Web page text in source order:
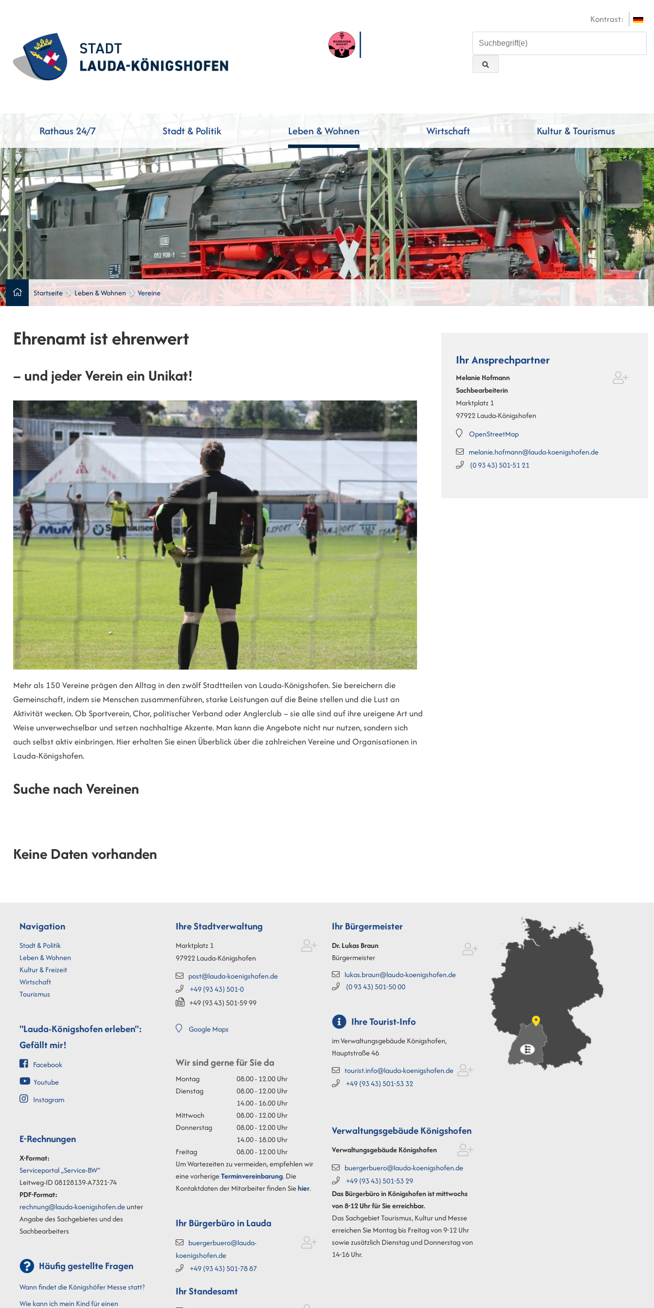
Kontrast:
Rathaus 24/7 Stadt & Politik Leben & Wohnen Wirtschaft Kultur & Tourismus
Startseite Leben & Wohnen Vereine
Ehrenamt ist ehrenwert
– und jeder Verein ein Unikat!
Mehr als 150 Vereine prägen den Alltag in den zwölf Stadtteilen von Lauda-Königshofen. Sie bereichern die
Gemeinschaft, indem sie Menschen zusammenführen, starke Leistungen auf die Beine stellen und die Lust an
Aktivität wecken. Ob Sportverein, Chor, politischer Verband oder Anglerclub – sie alle sind auf ihre ureigene Art und
Weise unverwechselbar und setzen nachhaltige Akzente. Man kann die Angebote nicht nur nutzen, sondern sich
auch selbst aktiv einbringen. Hier erhalten Sie einen Überblick über die zahlreichen Vereine und Organisationen in
Lauda-Königshofen.
Suche nach Vereinen
Keine Daten vorhanden
Ihr Ansprechpartner
MelanieHofmann
Sachbearbeiterin
Marktplatz 1
97922Lauda-Königshofen
OpenStreetMap
melanie.hofmann@lauda-koenigshofen.de
(09343) 501-5121
Navigation
Stadt & Politik
Leben & Wohnen
Kultur & Freizeit
Wirtschaft
Tourismus
"Lauda-Königshofen erleben":
Gefällt mir!
Facebook
Youtube
Instagram
E-Rechnungen
X-Format:
Serviceportal „Service-BW“
Leitweg-ID 08128139-A7321-74
PDF-Format:
rechnung@lauda-koenigshofen.deunter
Angabe des Sachgebietes und des
Sachbearbeiters
Häufig gestellte Fragen
Wann findet die Königshöfer Messe statt?
Wie kann ich mein Kind für einen
Ihre Stadtverwaltung
Marktplatz 1
97922Lauda-Königshofen
post@lauda-koenigshofen.de
+49 (9343) 501-0
+49 (9343) 501-5999
Google Maps
Wir sind gerne für Sie da
Montag
08.00 - 12.00 Uhr
Dienstag
08.00 - 12.00 Uhr
14.00 - 16.00 Uhr
Mittwoch
08.00 - 12.00 Uhr
Donnerstag
08.00 - 12.00 Uhr
14.00 - 18.00 Uhr
Freitag
08.00 - 12.00 Uhr
Um Wartezeiten zu vermeiden, empfehlen wir
eine vorherigeTerminvereinbarung. Die
Kontaktdaten der Mitarbeiter finden Siehier.
Ihr Bürgerbüro in Lauda
buergerbuero@lauda-
koenigshofen.de
+49 (9343) 501-7887
Ihr Standesamt
Ihr Bürgermeister
Dr. LukasBraun
Bürgermeister
lukas.braun@lauda-koenigshofen.de
(09343) 501-5000
Ihre Tourist-Info
im Verwaltungsgebäude Königshofen,
Hauptstraße 46
tourist.info@lauda-koenigshofen.de
+49 (9343) 501-5332
Verwaltungsgebäude Königshofen
Verwaltungsgebäude Königshofen
buergerbuero@lauda-koenigshofen.de
+49 (9343) 501-5329
Das Bürgerbüro in Königshofen ist mittwochs
von 8-12 Uhr für Sie erreichbar.
Das Sachgebiet Tourismus, Kultur und Messe
erreichen Sie Montag bis Freitag von 9-12 Uhr
sowie zusätzlich Dienstag und Donnerstag von
14-16 Uhr.